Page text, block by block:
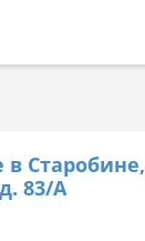
Старобине,
83/А